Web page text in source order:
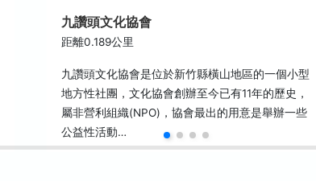
九讚頭文化協會
距離0.189公里
九讚頭文化協會是位於新竹縣橫山地區的一個小型
地方性社團，文化協會創辦至今已有11年的歷史，
屬非營利組織(NPO)，協會最出的用意是舉辦一些
公益性活動…